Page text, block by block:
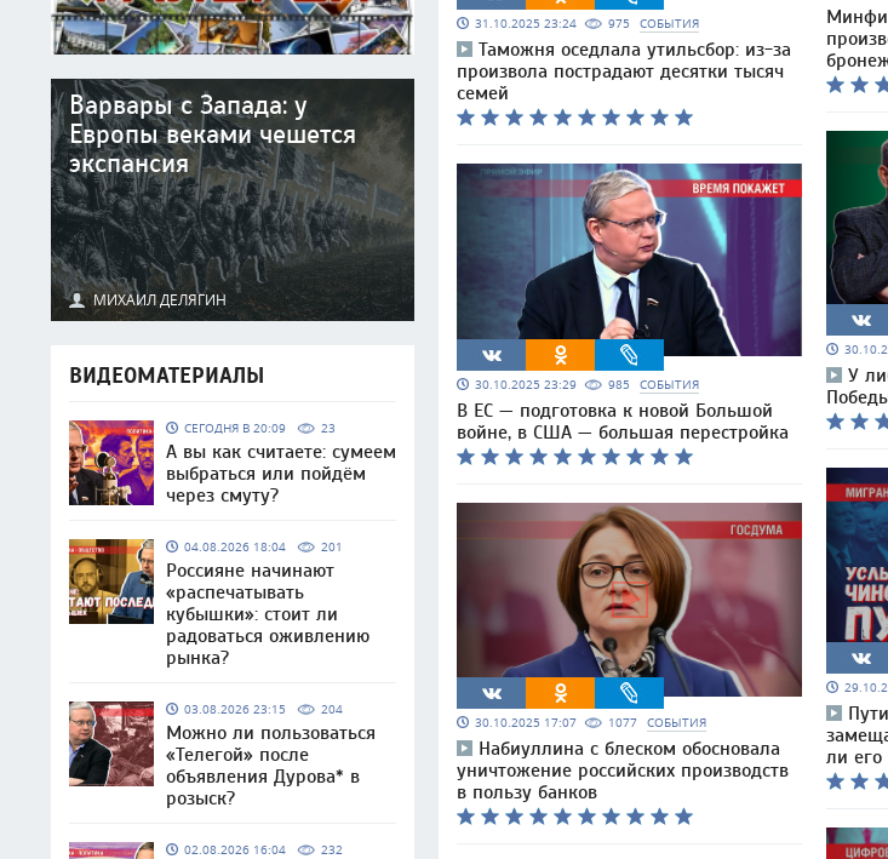
Варвары с Запада: у
Европы веками чешется
экспансия
МИХАИЛ ДЕЛЯГИН
ВИДЕОМАТЕРИАЛЫ
СЕГОДНЯ В 20:09 23
А вы как считаете: сумеем
выбраться или пойдём
через смуту?
04.08.2026 18:04 201
Россияне начинают
«распечатывать
кубышки»: стоит ли
радоваться оживлению
рынка?
03.08.2026 23:15 204
Можно ли пользоваться
«Телегой» после
объявления Дурова* в
розыск?
02.08.2026 16:04 232
31.10.2025 23:24 975 СОБЫТИЯ
Таможня оседлала утильсбор: из-за
произвола пострадают десятки тысяч
семей
30.10.2025 23:29 985 СОБЫТИЯ
В ЕС — подготовка к новой Большой
войне, в США — большая перестройка
30.10.2025 17:07 1077 СОБЫТИЯ
Набиуллина с блеском обосновала
уничтожение российских производств
в пользу банков
У
ли его